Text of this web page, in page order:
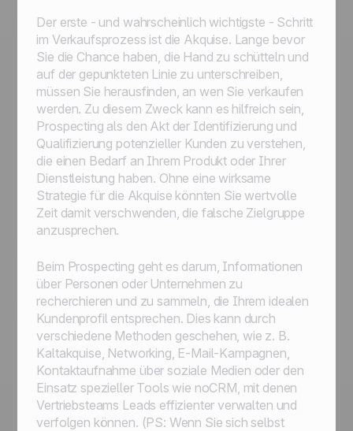
Der erste - und wahrscheinlich wichtigste - Schritt
im Verkaufsprozess ist die Akquise. Lange bevor
Sie die Chance haben, die Hand zu schütteln und
auf der gepunkteten Linie zu unterschreiben,
müssen Sie herausfinden, an wen Sie verkaufen
werden. Zu diesem Zweck kann es hilfreich sein,
Prospecting als den Akt der Identifizierung und
Qualifizierung potenzieller Kunden zu verstehen,
die einen Bedarf an Ihrem Produkt oder Ihrer
Dienstleistung haben. Ohne eine wirksame
Strategie für die Akquise könnten Sie wertvolle
Zeit damit verschwenden, die falsche Zielgruppe
anzusprechen.
Beim Prospecting geht es darum, Informationen
über Personen oder Unternehmen zu
recherchieren und zu sammeln, die Ihrem idealen
Kundenprofil entsprechen. Dies kann durch
verschiedene Methoden geschehen, wie z. B.
Kaltakquise, Networking, E-Mail-Kampagnen,
Kontaktaufnahme über soziale Medien oder den
Einsatz spezieller Tools wie noCRM, mit denen
Vertriebsteams Leads effizienter verwalten und
verfolgen können. (PS: Wenn Sie sich selbst